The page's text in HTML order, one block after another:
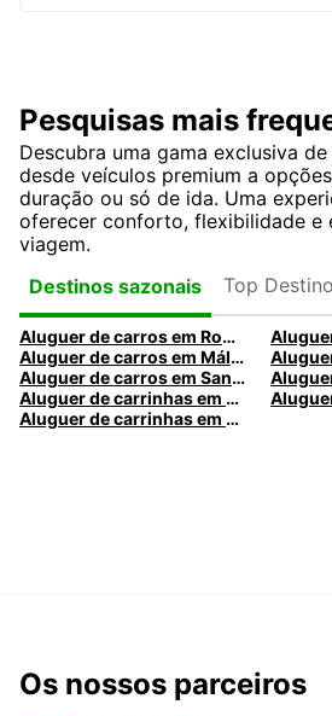
Pesquisas mais
Descubra uma gama exclusiva
desde veículos premium a
duração ou só de ida. Uma
oferecer conforto, flexibilidade e
viagem.
Destinos sazonais
Top
Aluguer de carros em Roma
Aluguer de carros em Málaga
Aluguer de carros em Santa Maria da Feira
Aluguer de carrinhas em Nice
Aluguer de carrinhas em Caldas da Rainha
Os nossos parceiros